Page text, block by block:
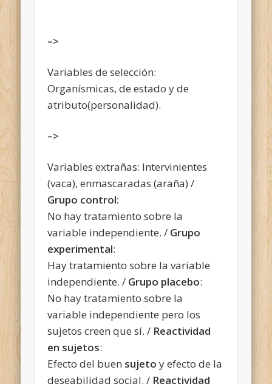
–>
Variables de selección:
Organísmicas, de estado y de
atributo(personalidad).
–>
Variables extrañas: Intervinientes
(vaca), enmascaradas (araña) /
Grupo control:
No hay tratamiento sobre la
variable independiente. / Grupo
experimental:
Hay tratamiento sobre la variable
independiente. / Grupo placebo:
No hay tratamiento sobre la
variable independiente pero los
sujetos creen que sí. / Reactividad
en sujetos:
Efecto del buen sujeto y efecto de la
deseabilidad social. / Reactividad